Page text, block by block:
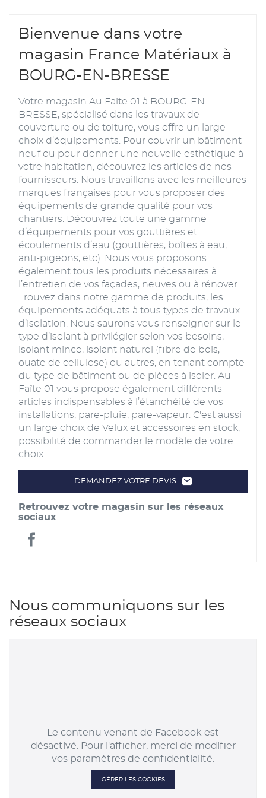
Bienvenue dans votre
magasin France Matériaux à
BOURG-EN-BRESSE
Votre magasin Au Faite 01 à BOURG-EN-
BRESSE, spécialisé dans les travaux de
couverture ou de toiture, vous offre un large
choix d’équipements. Pour couvrir un bâtiment
neuf ou pour donner une nouvelle esthétique à
votre habitation, découvrez les articles de nos
fournisseurs. Nous travaillons avec les meilleures
marques françaises pour vous proposer des
équipements de grande qualité pour vos
chantiers. Découvrez toute une gamme
d’équipements pour vos gouttières et
écoulements d’eau (gouttières, boîtes à eau,
anti-pigeons, etc). Nous vous proposons
également tous les produits nécessaires à
l’entretien de vos façades, neuves ou à rénover.
Trouvez dans notre gamme de produits, les
équipements adéquats à tous types de travaux
d’isolation. Nous saurons vous renseigner sur le
type d’isolant à privilégier selon vos besoins,
isolant mince, isolant naturel (fibre de bois,
ouate de cellulose) ou autres, en tenant compte
du type de bâtiment ou de pièces à isoler. Au
Faîte 01 vous propose également différents
articles indispensables à l’étanchéité de vos
installations, pare-pluie, pare-vapeur. C'est aussi
un large choix de Velux et accessoires en stock,
possibilité de commander le modèle de votre
choix.
DEMANDEZ VOTRE DEVIS
LE
POINT
VENTE
Retrouvez votre magasin sur les réseaux
sociaux
France
Au
Faite
Nous communiquons sur les
réseaux sociaux
Le contenu venant de Facebook est
désactivé. Pour l'afficher, merci de modifier
vos paramètres de confidentialité.
GÉRER LES COOKIES